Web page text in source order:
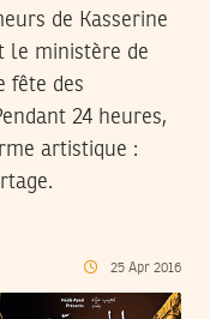
de Kasserine
le ministère de
fête des
24 heures,
artistique :
25 Apr 2016